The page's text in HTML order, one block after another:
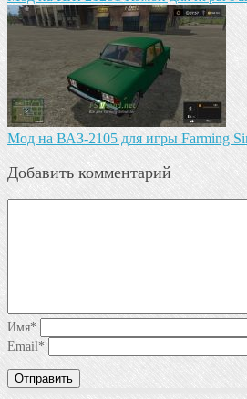
Мод на ВАЗ-2105 для игры Farming
Добавить комментарий
Имя*
Email*